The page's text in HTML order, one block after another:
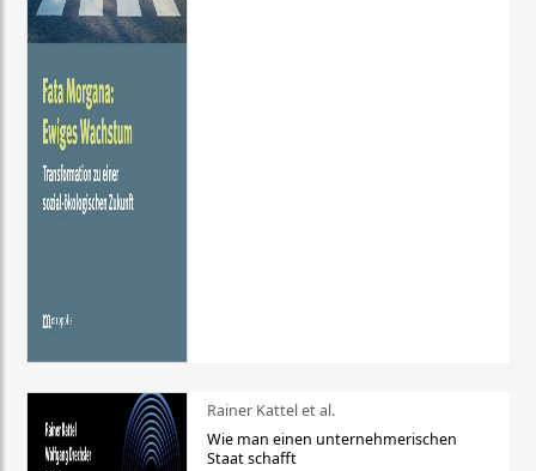
Rainer Kattel et al.
Wie man einen unternehmerischen
Staat schafft